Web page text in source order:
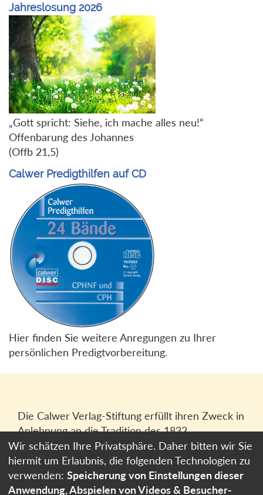
Jahreslosung 2026
„Gott spricht: Siehe, ich mache alles neu!“
Offenbarung des Johannes
(Offb 21,5)
Calwer Predigthilfen auf CD
Hier finden Sie weitere Anregungen zu Ihrer
persönlichen Predigtvorbereitung.
Die Calwer Verlag-Stiftung erfüllt ihren Zweck in
Anlehnung an die Tradition des 1832
gegründeten Calwer Verlagsvereins, der
heutigen Calwer Verlag Bücher und Medien
GmbHin Stuttgart.
Wir schätzen Ihre Privatsphäre. Daher bitten wir Sie
hiermit um Erlaubnis, die folgenden Technologien zu
verwenden: Speicherung von Einstellungen dieser
Anwendung, Abspielen von Videos & Besucher-